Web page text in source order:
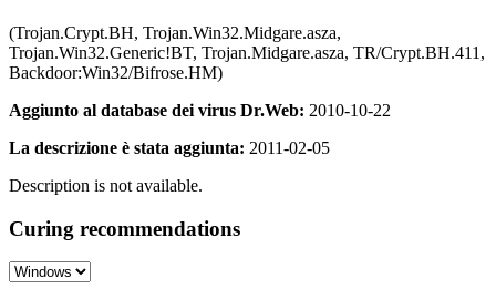
(Trojan.Crypt.BH, Trojan.Win32.Midgare.asza,
Trojan.Win32.Generic!BT, Trojan.Midgare.asza, TR/Crypt.BH.411,
Backdoor:Win32/Bifrose.HM)
Aggiunto al database dei virus Dr.Web: 2010-10-22
La descrizione è stata aggiunta: 2011-02-05
Description is not available.
Curing recommendations